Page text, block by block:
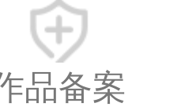
布龙路4
园A栋
品备案